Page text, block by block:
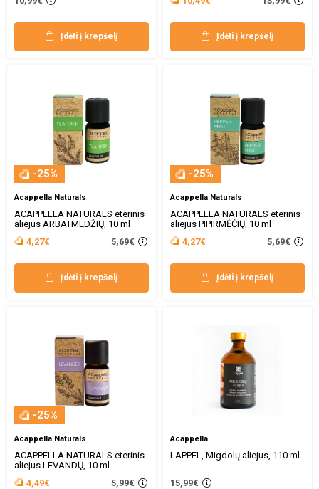
Įdėti į krepšelį Įdėti į krepšelį
-25%
Acappella Naturals
ACAPPELLA NATURALS eterinis
aliejus ARBATMEDŽIŲ, 10 ml
4,27€
5,69€
Įdėti į krepšelį
-25%
Acappella Naturals
ACAPPELLA NATURALS eterinis
aliejus PIPIRMĖČIŲ, 10 ml
4,27€
5,69€
Įdėti į krepšelį
-25%
Acappella Naturals
ACAPPELLA NATURALS eterinis
aliejus LEVANDŲ, 10 ml
4,49€
5,99€
Acappella
LAPPEL, Migdolų aliejus, 110 ml
15,99€